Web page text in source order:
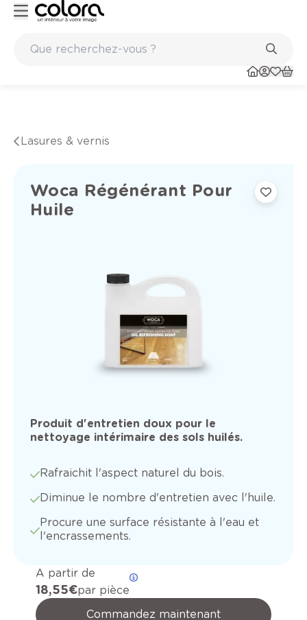
Lasures & vernis
Woca Régénérant Pour
Huile
Produit d'entretien doux pour le
nettoyage intérimaire des sols huilés.
Rafraichit l'aspect naturel du bois.
Diminue le nombre d'entretien avec l'huile.
Procure une surface résistante à l'eau et
l'encrassements.
A partir de
18,55 €par pièce
Commandez maintenant